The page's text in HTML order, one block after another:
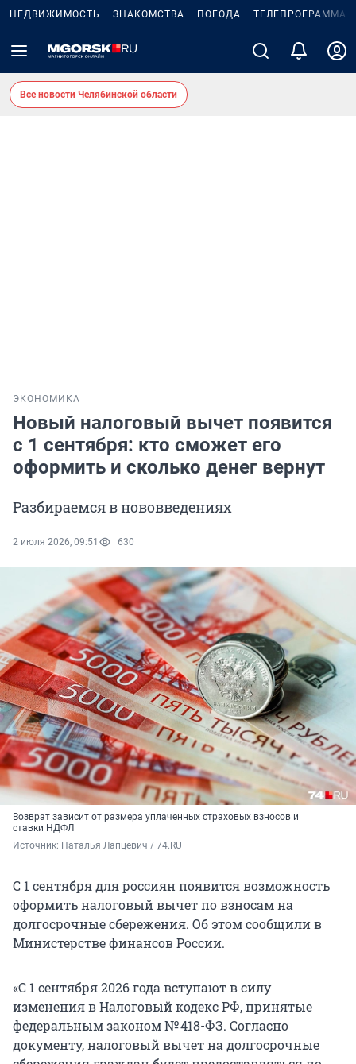
НЕДВИЖИМОСТЬ ЗНАКОМСТВА ПОГОДА ТЕЛЕПРОГРАММА
Все новости Челябинской области
ЭКОНОМИКА
Новый налоговый вычет появится
с 1 сентября: кто сможет его
оформить и сколько денег вернут
Разбираемся в нововведениях
2 июля 2026, 09:51 630
Возврат зависит от размера уплаченных страховых взносов и
ставки НДФЛ
Источник: Наталья Лапцевич / 74.RU
С 1 сентября для россиян появится возможность
оформить налоговый вычет по взносам на
долгосрочные сбережения. Об этом сообщили в
Министерстве финансов России.
«С 1 сентября 2026 года вступают в силу
изменения в Налоговый кодекс РФ, принятые
федеральным законом № 418-ФЗ. Согласно
документу, налоговый вычет на долгосрочные